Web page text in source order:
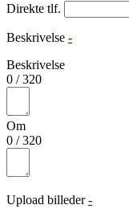
Direkte tlf.
Beskrivelse -
Beskrivelse
0 /320
Om
0 /320
Upload billeder -